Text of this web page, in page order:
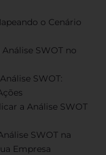
o Cenário
Análise SWOT no
SWOT:
a Análise SWOT
SWOT na
Empresa